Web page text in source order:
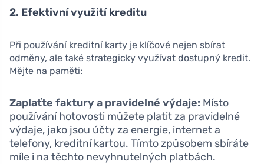
2. Efektivní využití kreditu
Při používání kreditní karty je klíčové nejen sbírat
odměny, ale také strategicky využívat dostupný kredit.
Mějte na paměti:
Zaplaťte faktury a pravidelné výdaje: Místo
používání hotovosti můžete platit za pravidelné
výdaje, jako jsou účty za energie, internet a
telefony, kreditní kartou. Tímto způsobem sbíráte
míle i na těchto nevyhnutelných platbách.